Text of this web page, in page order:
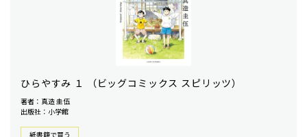
ひらやすみ １ （ビッグコミックス スピリッツ）
著者：真造 圭伍
出版社：小学館
紙書籍で買う